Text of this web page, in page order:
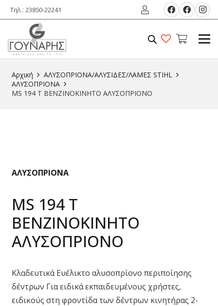
Τηλ.: 23850-22241
Αρχική
ΑΛΥΣΟΠΡΙΟΝΑ/ΑΛΥΣΙΔΕΣ/ΛΑΜΕΣ STIHL
ΑΛΥΣΟΠΡΙΟΝΑ
MS 194 T ΒΕΝΖΙΝΟΚΙΝΗΤΟ ΑΛΥΣΟΠΡΙΟΝΟ
ΑΛΥΣΟΠΡΙΟΝΑ
MS 194 T
ΒΕΝΖΙΝΟΚΙΝΗΤΟ
ΑΛΥΣΟΠΡΙΟΝΟ
Κλαδευτικά Ευέλικτο αλυσοπρίονο περιποίησης
δέντρων Για ειδικά εκπαιδευμένους χρήστες,
ειδικούς στη φροντίδα των δέντρων κινητήρας 2-